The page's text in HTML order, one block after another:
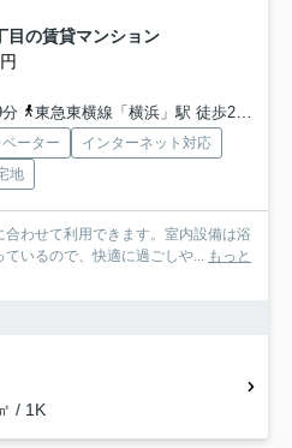
目の賃貸マンション
東急東横線「横浜」駅 徒歩25分
ーター
インターネット対応
地
わせて利用できます。室内設備は浴
いるので、快適に過ごしや... もっと
/ 1K